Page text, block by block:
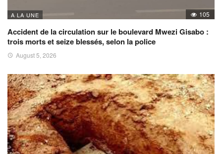
A LA UNE 105
Accident de la circulation sur le boulevard Mwezi Gisabo :
trois morts et seize blessés, selon la police
August 5, 2026